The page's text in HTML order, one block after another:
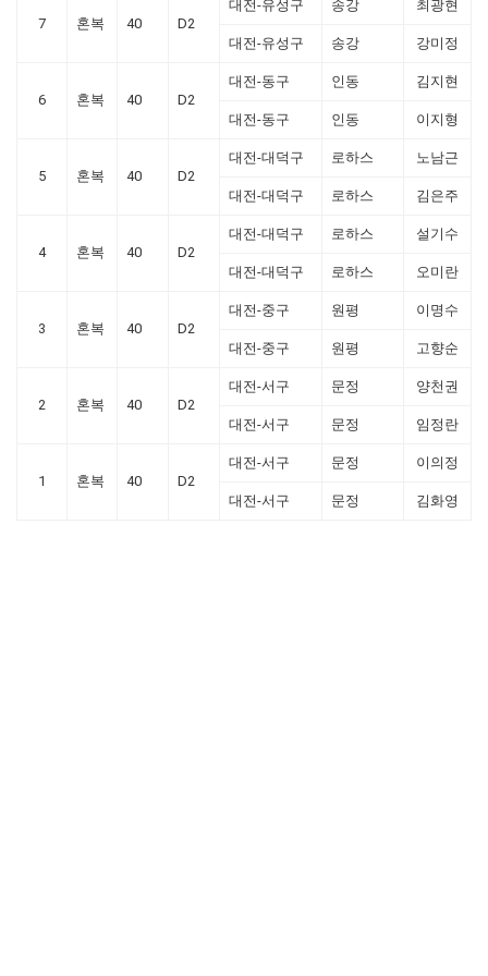
7 혼복 40 D2
대전-유성구 송강 최광현
대전-유성구 송강 강미정
6 혼복 40 D2
대전-동구 인동 김지현
대전-동구 인동 이지형
5 혼복 40 D2
대전-대덕구 로하스 노남근
대전-대덕구 로하스 김은주
4 혼복 40 D2
대전-대덕구 로하스 설기수
대전-대덕구 로하스 오미란
3 혼복 40 D2
대전-중구 원평 이명수
대전-중구 원평 고향순
2 혼복 40 D2
대전-서구 문정 양천권
대전-서구 문정 임정란
1 혼복 40 D2
대전-서구 문정 이의정
대전-서구 문정 김화영